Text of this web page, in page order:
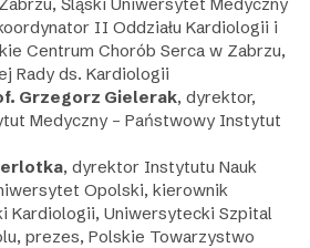
II Oddziału Kardiologii i
Centrum Chorób Serca w Zabrzu,
Rady ds. Kardiologii
Grzegorz Gielerak, dyrektor,
Medyczny – Państwowy Instytut
, dyrektor Instytutu Nauk
Opolski, kierownik
Kardiologii, Uniwersytecki Szpital
prezes, Polskie Towarzystwo